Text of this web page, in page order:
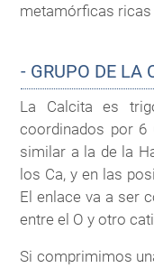
metamórficas ricas
- GRUPO DE LA
La Calcita es
coordinados por 6
similar a la de la
los Ca, y en las
El enlace va a ser
entre el O y otro
Si comprimimos